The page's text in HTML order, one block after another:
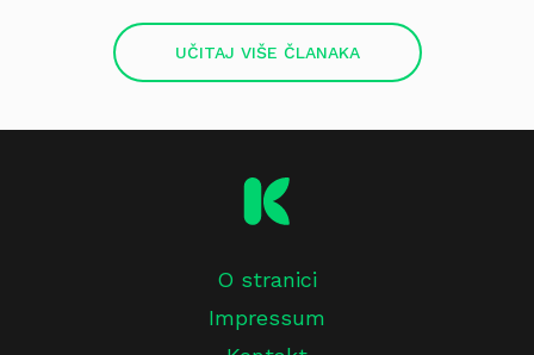
UČITAJ VIŠE ČLANAKA
O stranici
Impressum